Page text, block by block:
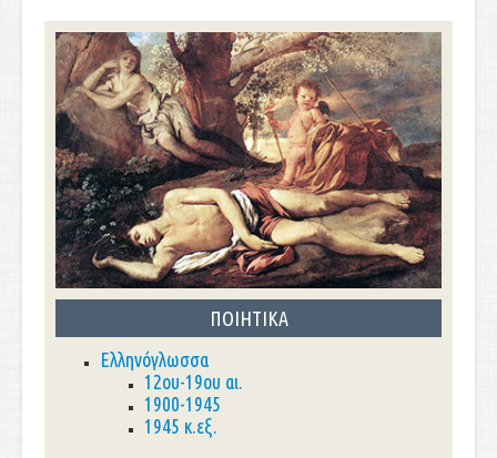
ΠΟΙΗΤΙΚΑ
Ελληνόγλωσσα
12ου-19ου αι.
1900-1945
1945 κ.εξ.